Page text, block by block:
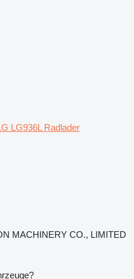
LG936L Radlader
MACHINERY CO., LIMITED